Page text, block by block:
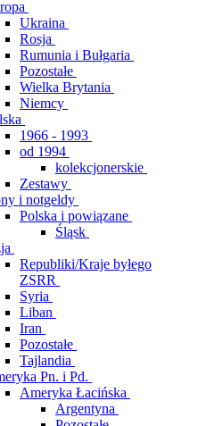
Ukraina
Rosja
Rumunia i Bułgaria
Pozostałe
Wielka Brytania
Niemcy
1966 - 1993
od 1994
kolekcjonerskie
Zestawy
i notgeldy
Polska i powiązane
Śląsk
Republiki/Kraje byłego
ZSRR
Syria
Liban
Iran
Pozostałe
Tajlandia
Pn. i Pd.
Ameryka Łacińska
Argentyna